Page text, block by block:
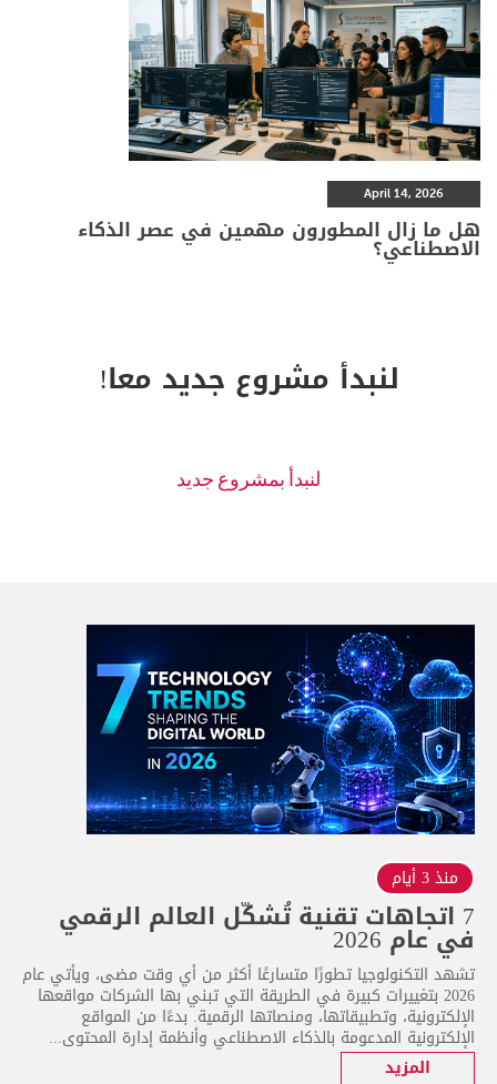
April 14, 2026
هل ما زال المطورون مهمين في عصر الذكاء
الاصطناعي؟
لنبدأ مشروع جديد معا!
منذ 3 أيام
7 اتجاهات تقنية تُشكّل العالم الرقمي
في عام 2026
تشهد التكنولوجيا تطورًا متسارعًا أكثر من أي وقت مضى، ويأتي عام
2026 بتغييرات كبيرة في الطريقة التي تبني بها الشركات مواقعها
الإلكترونية، وتطبيقاتها، ومنصاتها الرقمية. بدءًا من المواقع
الإلكترونية المدعومة بالذكاء الاصطناعي وأنظمة إدارة المحتوى...
المزيد